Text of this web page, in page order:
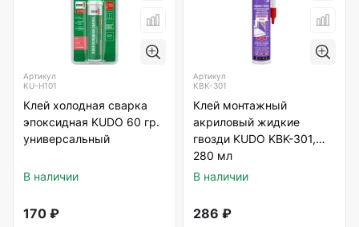
Артикул
KU-H101
Клей холодная сварка
эпоксидная KUDO 60 гр.
универсальный
В наличии
170 ₽
Артикул
KBK-301
Клей монтажный
акриловый жидкие
гвозди KUDO KBK-301,
280 мл
В наличии
286 ₽